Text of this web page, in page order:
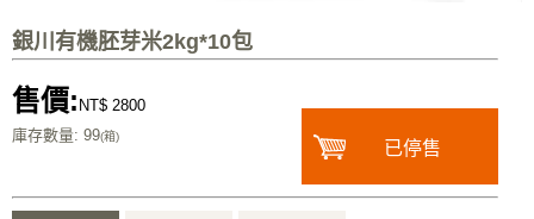
銀川有機胚芽米2kg*10包
售價: NT$ 2800
庫存數量: 99(箱)
已停售